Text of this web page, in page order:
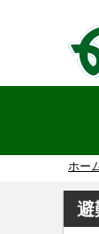
ホー
避